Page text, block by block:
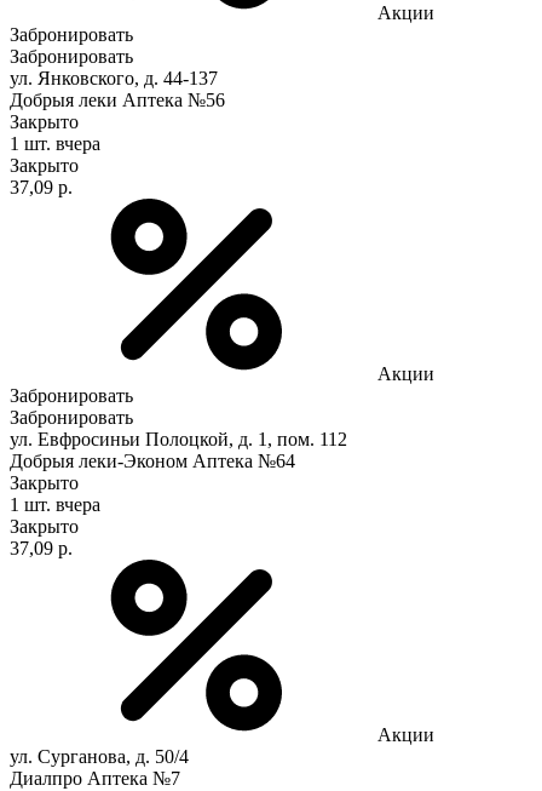
Акции
Забронировать
Забронировать
ул. Янковского, д. 44-137
Добрыя леки Аптека №56
Закрыто
1 шт. вчера
Закрыто
37,09 р.
Акции
Забронировать
Забронировать
ул. Евфросиньи Полоцкой, д. 1, пом. 112
Добрыя леки-Эконом Аптека №64
Закрыто
1 шт. вчера
Закрыто
37,09 р.
Акции
ул. Сурганова, д. 50/4
Диалпро Аптека №7